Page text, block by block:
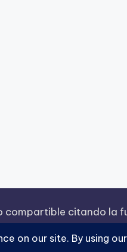
compartible citando la